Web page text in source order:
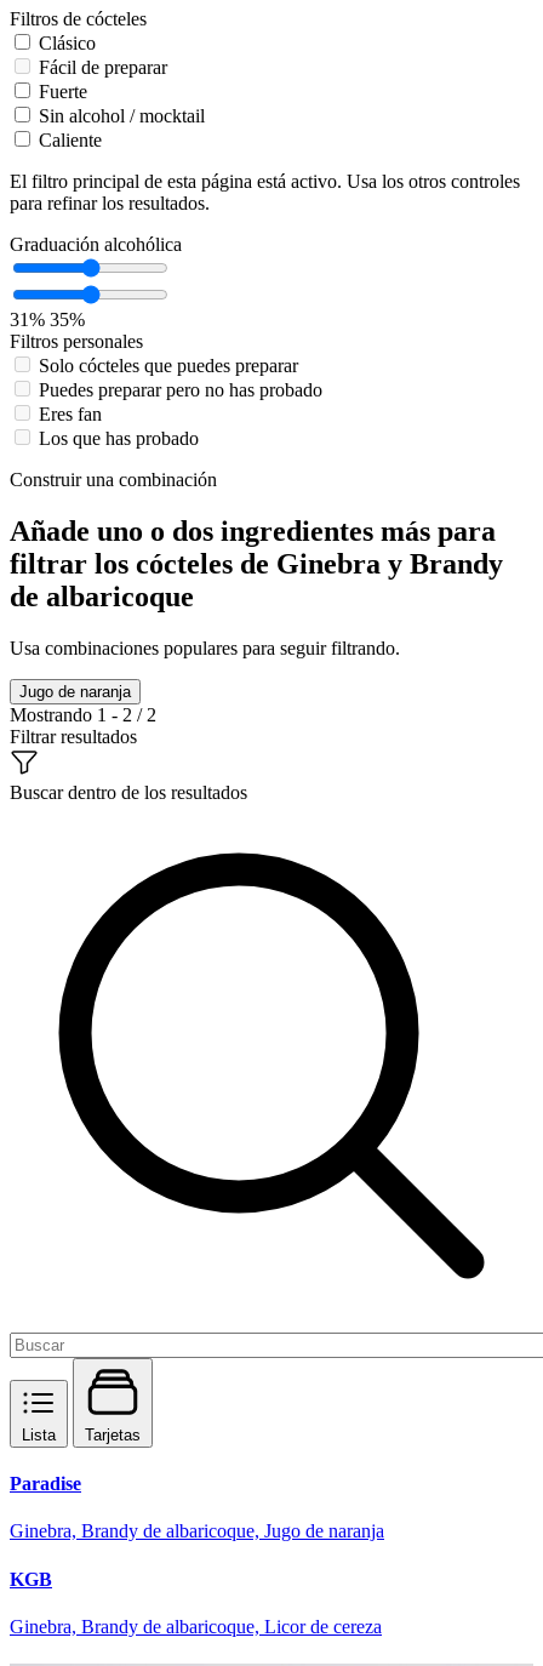
Filtros de cócteles
Clásico
Fácil de preparar
Fuerte
Sin alcohol / mocktail
Caliente
El filtro principal de esta página está activo. Usa los otros controles
para refinar los resultados.
Graduación alcohólica
31% 35%
Filtros personales
Solo cócteles que puedes preparar
Puedes preparar pero no has probado
Eres fan
Los que has probado
Construir una combinación
Añade uno o dos ingredientes más para
filtrar los cócteles de Ginebra y Brandy
de albaricoque
Usa combinaciones populares para seguir filtrando.
Jugo de naranja
Mostrando 1 - 2 / 2
Filtrar resultados
Buscar dentro de los resultados
Lista Tarjetas
Paradise
Ginebra, Brandy de albaricoque, Jugo de naranja
KGB
Ginebra, Brandy de albaricoque, Licor de cereza